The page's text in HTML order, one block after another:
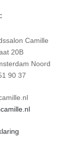
Camille
20B
Noord
90 37